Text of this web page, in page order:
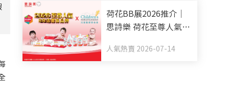
荷花BB展2026推介｜
思詩樂 荷花至尊人氣
媽媽福袋 一同為善最樂
人氣熱賣 2026-07-14